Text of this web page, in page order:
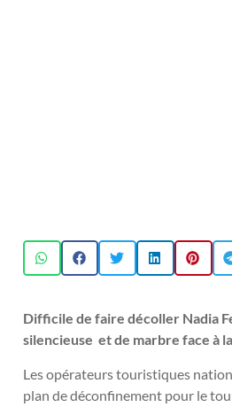
Difficile de faire décoller Nadia
silencieuse et de marbre face à
Les opérateurs touristiques
plan de déconfinement pour le